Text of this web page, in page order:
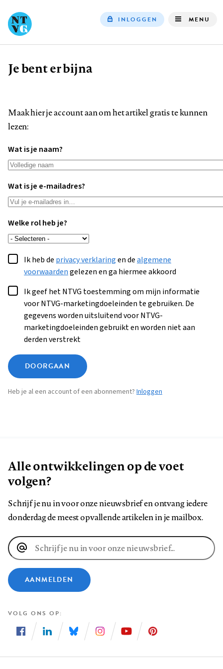
INLOGGEN MENU
Kruimelpad
Je bent er bijna
Maak hier je account aan om het artikel gratis te kunnen
lezen:
Wat is je naam?
Wat is je e-mailadres?
Welke rol heb je?
Ik heb de privacy verklaringen dealgemene
voorwaardengelezen en ga hiermee akkoord
Ik geef het NTVG toestemming om mijn informatie
voor NTVG-marketingdoeleinden te gebruiken. De
gegevens worden uitsluitend voor NTVG-
marketingdoeleinden gebruikt en worden niet aan
derden verstrekt
DOORGAAN
Heb je al een account of een abonnement? Inloggen
Alle ontwikkelingen op de voet
volgen?
Schrijf je nu in voor onze nieuwsbrief en ontvang iedere
donderdag de meest opvallende artikelen in je mailbox.
E-
mailadres
AANMELDEN
VOLG ONS OP
ons
ons
ons
ons
ons
ons